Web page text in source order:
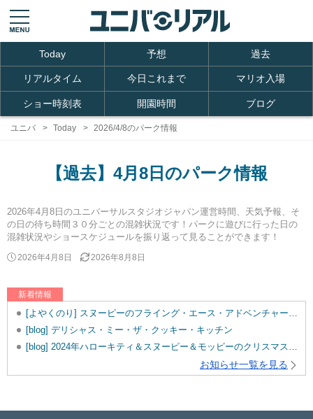
Today 予想 過去
リアルタイム 今日これまで マリオ入場
ショー時刻表 開園時間 ブログ
ユニバ Today 2026/4/8のパーク情報
【過去】4月8日のパーク情報
2026年4月8日のユニバーサルスタジオジャパン運営時間、天気予報、そ
の日の待ち時間３０分ごとの混雑状況です！パークに遊びに行った日の
混雑状況やショースケジュールを振り返って見ることができます！
2026年4月8日 2026年8月8日
新着情報
[よやくのり] スヌーピーのフライング・エース・アドベンチャーを追加しました。
[blog] デリシャス・ミー・ザ・クッキー・キッチン
[blog] 2024年ハローキティ＆スヌーピー＆モッピーのクリスマスグッズ♡
お知らせ一覧を見る